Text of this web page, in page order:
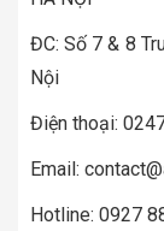
ĐC: Số 7 & 8
Nội
Điện thoại:
Email:
Hotline: 0927